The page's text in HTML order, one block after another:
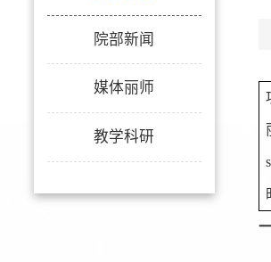
院部新闻
媒体丽师
教学科研